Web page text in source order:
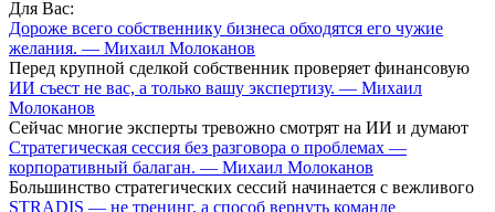
Для Вас:
Дороже всего собственнику бизнеса обходятся его чужие
желания. — Михаил Молоканов
Перед крупной сделкой собственник проверяет финансовую
ИИ съест не вас, а только вашу экспертизу. — Михаил
Молоканов
Сейчас многие эксперты тревожно смотрят на ИИ и думают
Стратегическая сессия без разговора о проблемах —
корпоративный балаган. — Михаил Молоканов
Большинство стратегических сессий начинается с вежливого
STRADIS — не тренинг, а способ вернуть команде